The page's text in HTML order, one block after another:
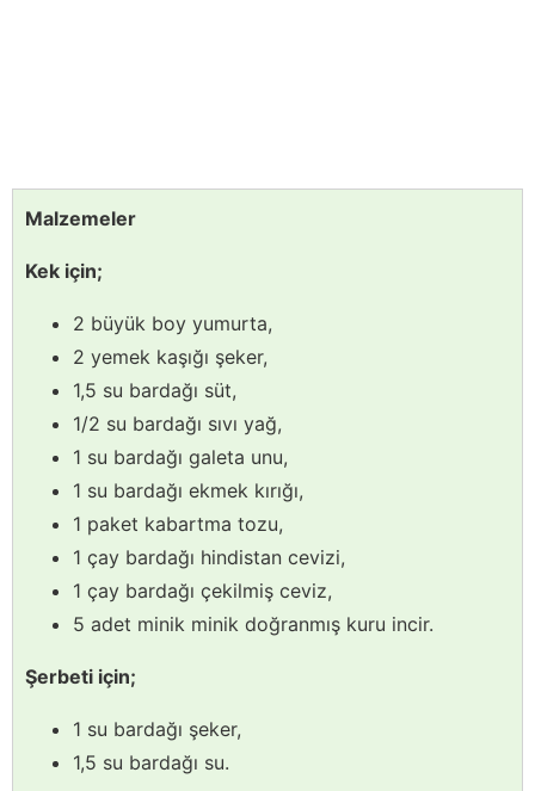
Malzemeler
Kek için;
2 büyük boy yumurta,
2 yemek kaşığı şeker,
1,5 su bardağı süt,
1/2 su bardağı sıvı yağ,
1 su bardağı galeta unu,
1 su bardağı ekmek kırığı,
1 paket kabartma tozu,
1 çay bardağı hindistan cevizi,
1 çay bardağı çekilmiş ceviz,
5 adet minik minik doğranmış kuru incir.
Şerbeti için;
1 su bardağı şeker,
1,5 su bardağı su.